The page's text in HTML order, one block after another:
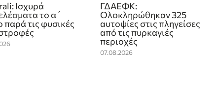
Ισχυρά
το α΄
παρά τις φυσικές
ΓΔΑΕΦΚ:
Ολοκληρώθηκαν 325
αυτοψίες στις πληγείσες
από τις πυρκαγιές
περιοχές
07.08.2026